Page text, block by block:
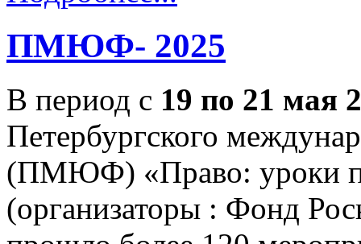
ПМЮФ- 2025
В период с 19 по 21 мая
Петербургского
(ПМЮФ) «Право: уроки
(организаторы : Фонд